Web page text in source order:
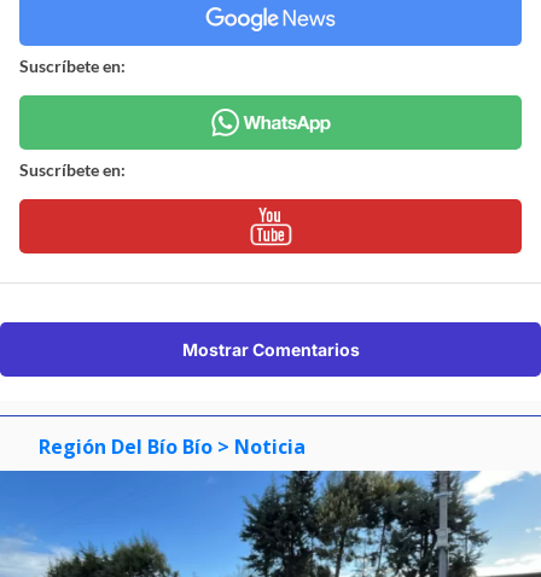
Suscríbete en:
Suscríbete en:
Mostrar Comentarios
Región Del Bío Bío > Noticia